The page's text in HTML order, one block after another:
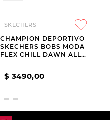
SKECHERS
CHAMPION DEPORTIVO
SKECHERS BOBS MODA
FLEX CHILL DAWN ALL
$ 3490,00